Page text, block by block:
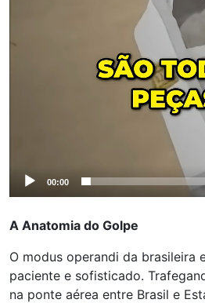
00:00
A Anatomia do Golpe
O modus operandi da brasileira
paciente e sofisticado.
na ponte aérea entre Brasil e